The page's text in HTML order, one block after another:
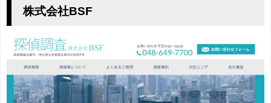
株式会社BSF